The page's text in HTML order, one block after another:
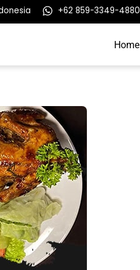
+62 859-3349-4880
Home